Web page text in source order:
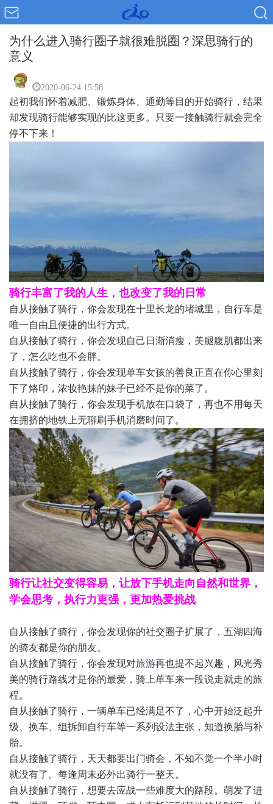
为什么进入骑行圈子就很难脱圈？深思骑行的
意义
2020-06-24 15:58
起初我们怀着减肥、锻炼身体、通勤等目的开始骑行，结果
却发现骑行能够实现的比这更多。只要一接触骑行就会完全
停不下来！
骑行丰富了我的人生，也改变了我的日常
自从接触了骑行，你会发现在十里长龙的堵城里，自行车是
唯一自由且便捷的出行方式。
自从接触了骑行，你会发现自己日渐消瘦，美腿腹肌都出来
了，怎么吃也不会胖。
自从接触了骑行，你会发现单车女孩的善良正直在你心里刻
下了烙印，浓妆艳抹的妹子已经不是你的菜了。
自从接触了骑行，你会发现手机放在口袋了，再也不用每天
在拥挤的地铁上无聊刷手机消磨时间了。
骑行让社交变得容易，让放下手机走向自然和世界，
学会思考，执行力更强，更加热爱挑战
自从接触了骑行，你会发现你的社交圈子扩展了，五湖四海
的骑友都是你的朋友。
自从接触了骑行，你会发现对旅游再也提不起兴趣，风光秀
美的骑行路线才是你的最爱，骑上单车来一段说走就走的旅
程。
自从接触了骑行，一辆单车已经满足不了，心中开始泛起升
级、换车、组拆卸自行车等一系列设法主张，知道换胎与补
胎。
自从接触了骑行，天天都要出门骑会，不知不觉一个半小时
就没有了。每逢周末必外出骑行一整天。
自从接触了骑行，想要去应战一些难度大的路段。萌发了进